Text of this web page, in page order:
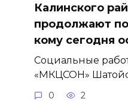
Калинского
продолжают
кому сегодня
Социальные
«МКЦСОН»
0 2